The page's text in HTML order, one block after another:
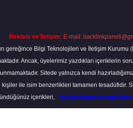
Reklam ve İletişim: E-mail:
gereğince Bilgi Teknolojileri ve İletişim
Ancak, üyelerimiz yazdıkları içeriklerin
Sitede yalnızca kendi
kişiler ile isim benzerlikleri tamamen
içerikleri,